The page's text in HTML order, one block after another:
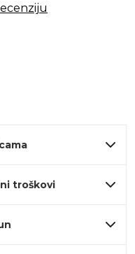
troškovi